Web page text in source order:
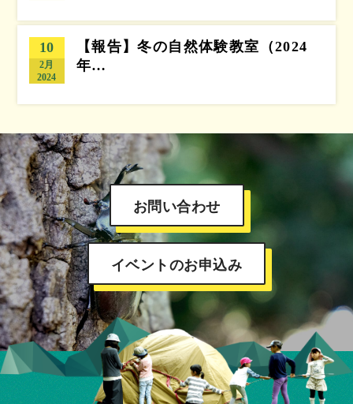
10
2月
2024
【報告】冬の自然体験教室（2024
年…
お問い合わせ
イベントのお申込み